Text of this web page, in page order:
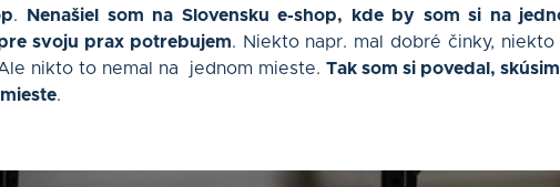
.
Nenašiel som na Slovensku e-shop, kde by som si na
svoju prax potrebujem. Niekto napr. mal dobré činky, niekto
nikto to nemal na jednom mieste. Tak som si povedal,
.